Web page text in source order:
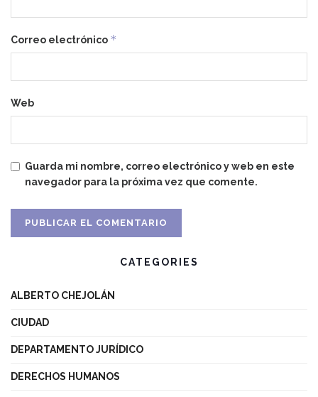
Correo electrónico *
Web
Guarda mi nombre, correo electrónico y web en este
navegador para la próxima vez que comente.
CATEGORIES
ALBERTO CHEJOLÁN
CIUDAD
DEPARTAMENTO JURÍDICO
DERECHOS HUMANOS